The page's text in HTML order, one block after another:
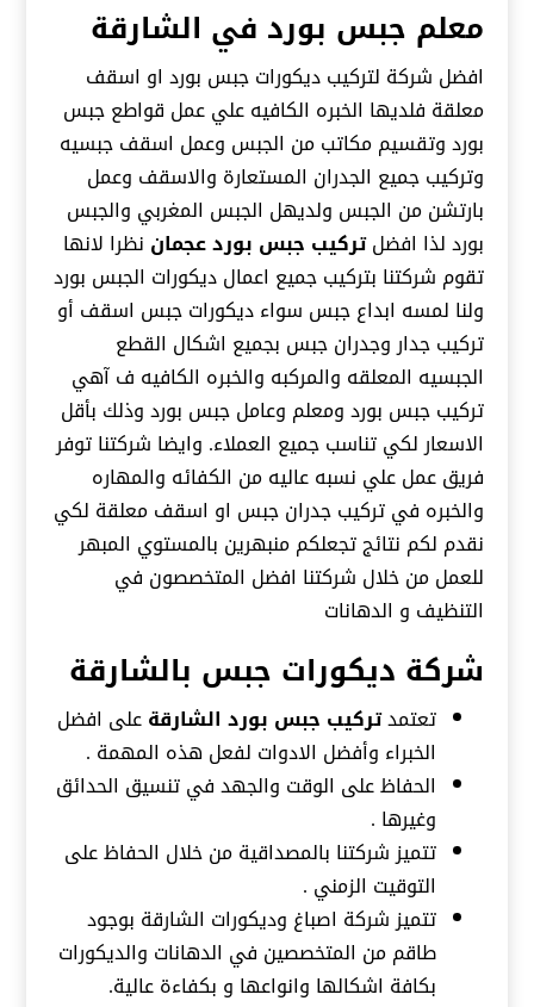
معلم جبس بورد في الشارقة
افضل شركة لتركيب ديكورات جبس بورد او اسقف
معلقة فلديها الخبره الكافيه علي عمل قواطع جبس
بورد وتقسيم مكاتب من الجبس وعمل اسقف جبسيه
وتركيب جميع الجدران المستعارة والاسقف وعمل
بارتشن من الجبس ولديهل الجبس المغربي والجبس
بورد لذا افضلتركيب جبس بورد عجمان نظرا لانها
تقوم شركتنا بتركيب جميع اعمال ديكورات الجبس بورد
ولنا لمسه ابداع جبس سواء ديكورات جبس اسقف أو
تركيب جدار وجدران جبس بجميع اشكال القطع
الجبسيه المعلقه والمركبه والخبره الكافيه ف آهي
تركيب جبس بورد ومعلم وعامل جبس بورد وذلك بأقل
الاسعار لكي تناسب جميع العملاء. وايضا شركتنا توفر
فريق عمل علي نسبه عاليه من الكفائه والمهاره
والخبره في تركيب جدران جبس او اسقف معلقة لكي
نقدم لكم نتائج تجعلكم منبهرين بالمستوي المبهر
للعمل من خلال شركتنا افضل المتخصصون في
التنظيف و الدهانات
شركة ديكورات جبس بالشارقة
تعتمدتركيب جبس بورد الشارقة على افضل
الخبراء وأفضل الادوات لفعل هذه المهمة .
الحفاظ على الوقت والجهد في تنسيق الحدائق
وغيرها .
تتميز شركتنا بالمصداقية من خلال الحفاظ على
التوقيت الزمني .
تتميز شركة اصباغ وديكورات الشارقة بوجود
طاقم من المتخصصين في الدهانات والديكورات
بكافة اشكالها وانواعها و بكفاءة عالية.